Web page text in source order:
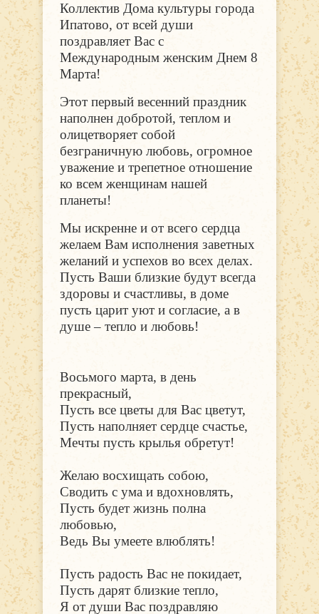
Коллектив Дома культуры города
Ипатово, от всей души
поздравляет Вас с
Международным женским Днем 8
Марта!
Этот первый весенний праздник
наполнен добротой, теплом и
олицетворяет собой
безграничную любовь, огромное
уважение и трепетное отношение
ко всем женщинам нашей
планеты!
Мы искренне и от всего сердца
желаем Вам исполнения заветных
желаний и успехов во всех делах.
Пусть Ваши близкие будут всегда
здоровы и счастливы, в доме
пусть царит уют и согласие, а в
душе – тепло и любовь!
Восьмого марта, в день
прекрасный,
Пусть все цветы для Вас цветут,
Пусть наполняет сердце счастье,
Мечты пусть крылья обретут!
Желаю восхищать собою,
Сводить с ума и вдохновлять,
Пусть будет жизнь полна
любовью,
Ведь Вы умеете влюблять!
Пусть радость Вас не покидает,
Пусть дарят близкие тепло,
Я от души Вас поздравляю